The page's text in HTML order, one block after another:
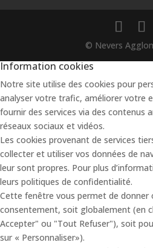
© Nevers
Information cookies
Notre site utilise des cookies pour
analyser votre trafic, améliorer votre
fournir des services via des contenus
réseaux sociaux et vidéos.
Les cookies provenant de services
collecter et utiliser vos données de
leur sont propres. Pour plus
leurs politiques de confidentialité.
Cette fenêtre vous permet de donner
consentement, soit globalement (en
Accepter" ou "Tout Refuser"), soit
sur « Personnaliser»).